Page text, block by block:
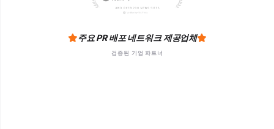
주요 PR 배포 네트워크 제공업체
검증된 기업 파트너